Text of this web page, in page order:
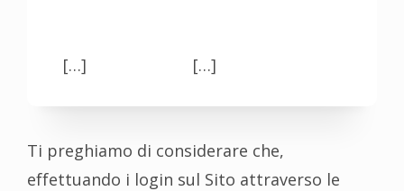
[…] […]
Ti preghiamo di considerare che,
effettuando i login sul Sito attraverso le